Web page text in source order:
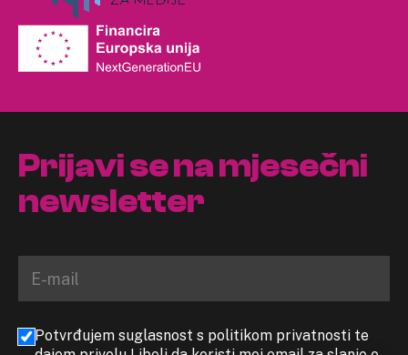
Prijavi se na mjesečni
newsletter
Potvrđujem suglasnost s politikom privatnosti te